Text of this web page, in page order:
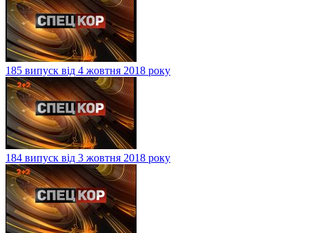
185 випуск від 4 жовтня 2018 року
184 випуск від 3 жовтня 2018 року